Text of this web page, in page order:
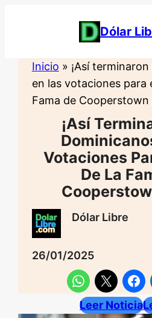
Dólar
Inicio » ¡Así
en las votaciones para
Fama de Cooperstown
¡Así
Votaciones
De La
Dólar Libre
26/01/2025
Leer Noticia